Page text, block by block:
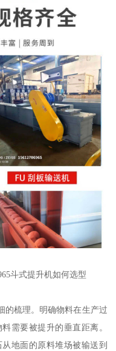
斗式提升机如何选型
梳理。明确物料在生产过
需要被提升的垂直距离。
地面的原料堆场被输送到